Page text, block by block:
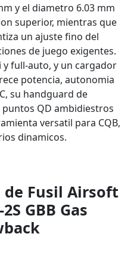
y el diametro 6.03 mm
superior, mientras que
un ajuste fino del
de juego exigentes.
y full-auto, y un cargador
potencia, autonomia
su handguard de
QD ambidiestros
versatil para CQB,
dinamicos.
de Fusil Airsoft
GBB Gas